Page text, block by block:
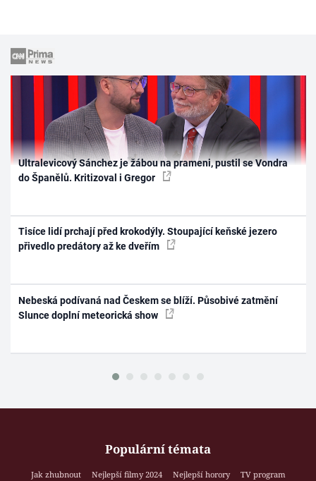
Ultralevicový Sánchez je žábou na prameni, pustil se Vondra
do Španělů. Kritizoval i Gregor
Tisíce lidí prchají před krokodýly. Stoupající keňské jezero
přivedlo predátory až ke dveřím
Nebeská podívaná nad Českem se blíží. Působivé zatmění
Slunce doplní meteorická show
Populární témata
Jak zhubnout Nejlepší filmy 2024 Nejlepší horory
TV program